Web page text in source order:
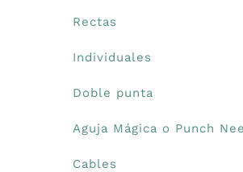
Rectas
Individuales
Doble punta
Aguja Mágica o Punch
Cables